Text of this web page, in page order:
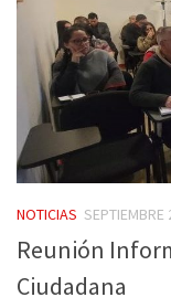
NOTICIAS
Reunión
Ciudadana